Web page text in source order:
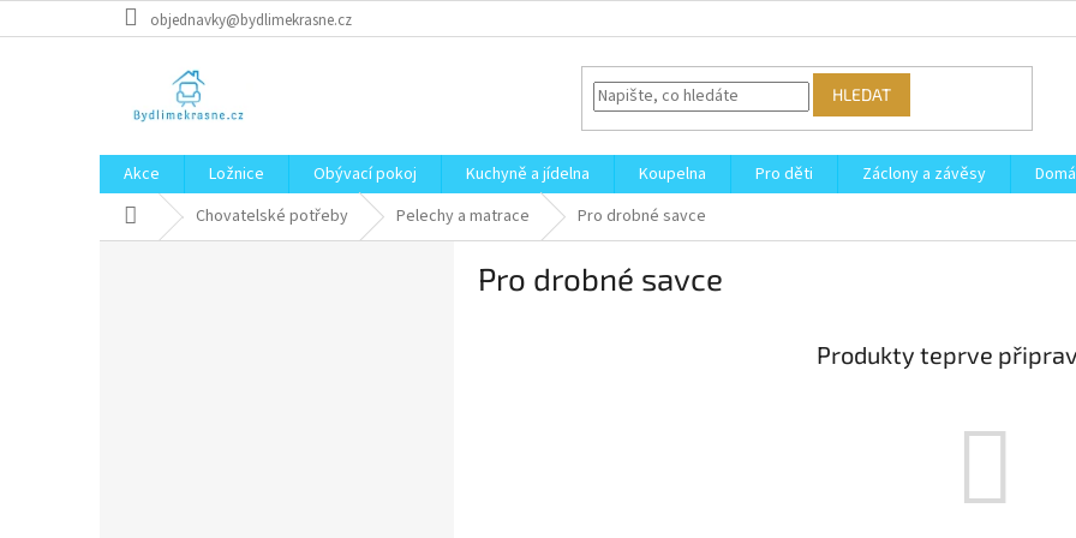
na
objednavky@bydlimekrasne.cz
HLEDAT
Akce Ložnice Obývací pokoj Kuchyně a jídelna Koupelna Pro děti Záclony a závěsy
Domů Chovatelské potřeby Pelechy a matrace Pro drobné savce
Pro drobné savce
Produkty teprve